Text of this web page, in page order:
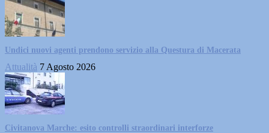
Undici nuovi agenti prendono servizio alla Questura di Macerata
Attualità 7 Agosto 2026
Civitanova Marche: esito controlli straordinari interforze